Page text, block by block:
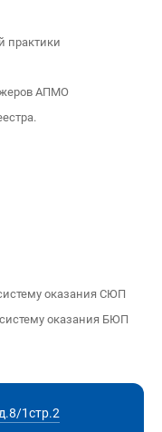
практики
АПМО
оказания СЮП
оказания БЮП
1стр.2